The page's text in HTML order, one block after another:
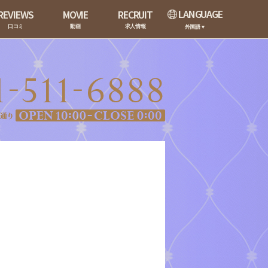
口コミ
MOVIE
動画
RECRUIT
求人情報
LANGUAGE
外国語▼